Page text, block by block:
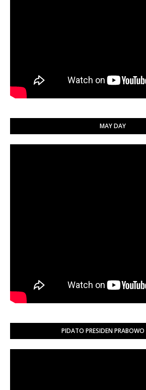
MAY DAY
PIDATO PRESIDEN PRABOWO